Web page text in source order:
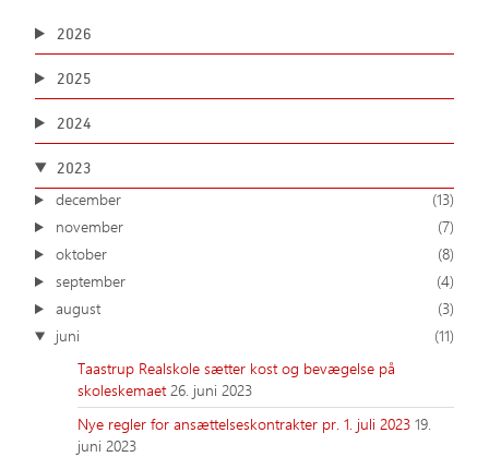
2026
2025
2024
2023
december
(13)
november
(7)
oktober
(8)
september
(4)
august
(3)
juni
(11)
Taastrup Realskole sætter kost og bevægelse på
skoleskemaet26. juni 2023
Nye regler for ansættelseskontrakter pr. 1. juli 2023 19.
juni 2023